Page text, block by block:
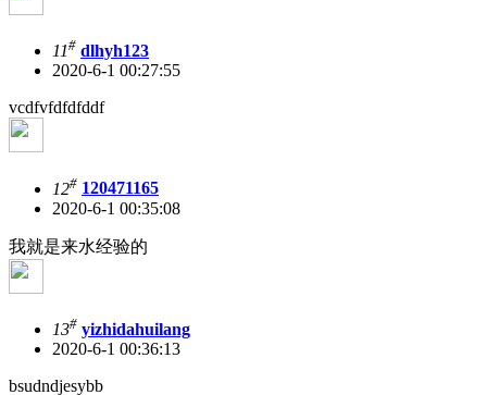
11# dlhyh123
2020-6-1 00:27:55
vcdfvfdfdfddf
12# 120471165
2020-6-1 00:35:08
我就是来水经验的
13# yizhidahuilang
2020-6-1 00:36:13
bsudndjesybb